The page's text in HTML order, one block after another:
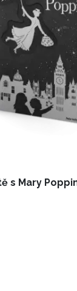
s Mary